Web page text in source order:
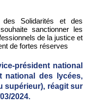
Solidarités et des
sanctionner les
de la justice et
de fortes réserves
président national
national des lycées,
supérieur), réagit sur
2024.